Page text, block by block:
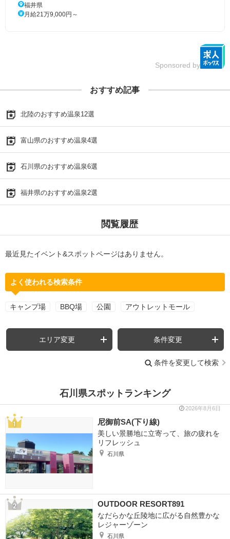
福井県
月給21万9,000円～
Sponsored by
おすすめ記事
北陸のおすすめ温泉12選
富山県のおすすめ温泉4選
石川県のおすすめ温泉6選
福井県のおすすめ温泉2選
閲覧履歴
最近見たイベント&スポットページはありません。
よく使われる検索条件
キャンプ場 BBQ場 公園 アウトレットモール
エリア変更 条件変更
条件を変更して検索
石川県スポットランキング
2026年8月6日
尼御前SA(下り線)
美しい景勝地に立寄って、旅の疲れを
リフレッシュ
石川県
OUTDOOR RESORT891
なだらかな丘陵地に広がる自然豊かな
レジャーゾーン
石川県